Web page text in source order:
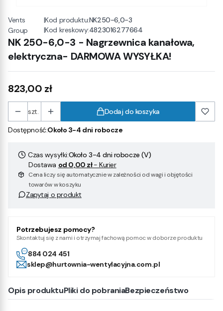
Vents
Group
|Kod produktu:NK250-6,0-3
|Kod kreskowy:4823016277664
NK 250-6,0-3 - Nagrzewnica kanałowa,
elektryczna- DARMOWA WYSYŁKA!
Cena
823,00 zł
szt. Dodaj do koszyka
Dostępność:Około 3-4 dni robocze
Czas wysyłki:Około 3-4 dni robocze (V)
Dostawa od 0,00 zł- Kurier
Cena liczy się automatycznie w zależności od wagi i objętości
towarów w koszyku
Zapytaj o produkt
Potrzebujesz pomocy?
Skontaktuj się z nami i otrzymaj fachową pomoc w doborze produktu
884 024 451
sklep@hurtownia-wentylacyjna.com.pl
Opis produktuPliki do pobraniaBezpieczeństwo